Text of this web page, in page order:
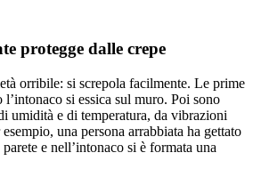
protegge dalle crepe
orribile: si screpola facilmente. Le prime
si essica sul muro. Poi sono
umidità e di temperatura, da vibrazioni
una persona arrabbiata ha gettato
e nell’intonaco si è formata una